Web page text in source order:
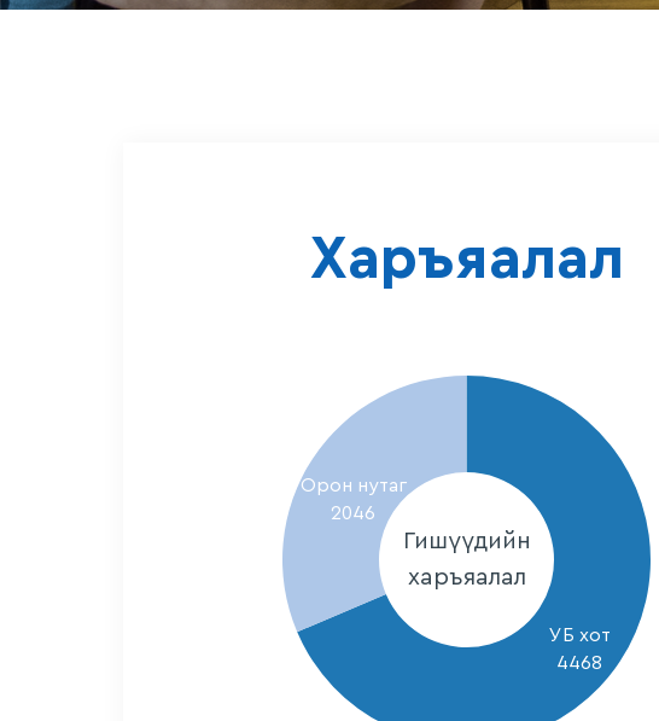
Харъяалал
УБ хот
4468
Орон нутаг
2046
Гишүүдийн
харъяалал